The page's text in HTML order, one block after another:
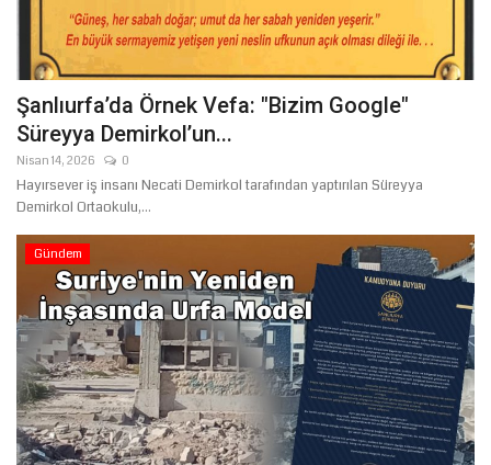
Şanlıurfa’da Örnek Vefa: "Bizim Google"
Süreyya Demirkol’un...
Nisan 14, 2026 0
Hayırsever iş insanı Necati Demirkol tarafından yaptırılan Süreyya
Demirkol Ortaokulu,...
Gündem